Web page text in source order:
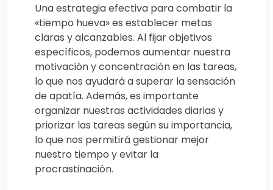
Una estrategia efectiva para combatir la
«tiempo hueva» es establecer metas
claras y alcanzables. Al fijar objetivos
específicos, podemos aumentar nuestra
motivación y concentración en las tareas,
lo que nos ayudará a superar la sensación
de apatía. Además, es importante
organizar nuestras actividades diarias y
priorizar las tareas según su importancia,
lo que nos permitirá gestionar mejor
nuestro tiempo y evitar la
procrastinación.